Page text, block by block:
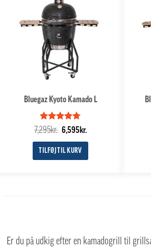
Bluegaz Kyoto Kamado L
Vurderet
ud af
5
7,295kr. Den
pris
var:
6,595kr.
er:
TILFØJ TIL KURV
Er du på udkig efter en kamadogrill til